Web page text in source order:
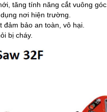
tăng tính năng cắt vuông góc.
nơi hiện trường.
bảo an toàn, vô hại.
bị cháy.